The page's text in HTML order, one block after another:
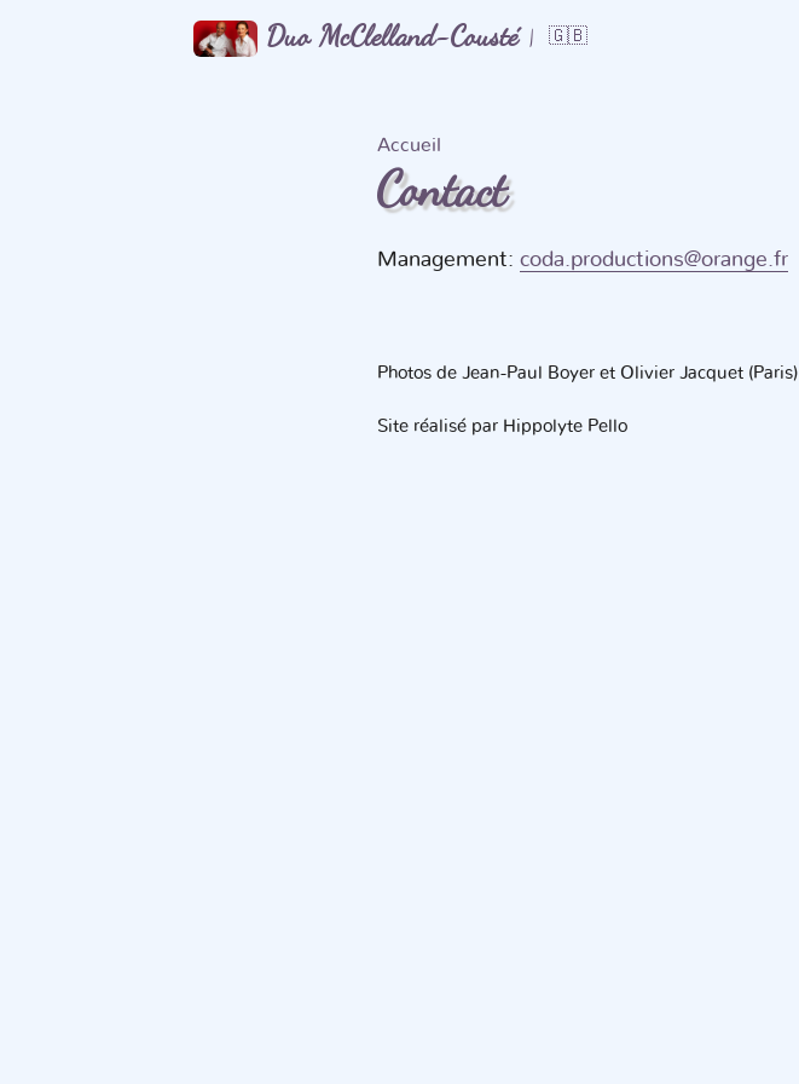
Duo McClelland-Cousté | 🇬🇧
Accueil
Contact
Management: coda.productions@orange.fr
Photos de Jean-Paul Boyer et Olivier Jacquet (Paris)
Site réalisé par Hippolyte Pello